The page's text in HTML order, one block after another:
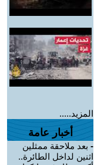
المزيد.....
أخبار عامة
- بعد ملاحقة ممثلين
اثنين لداخل الطائرة..